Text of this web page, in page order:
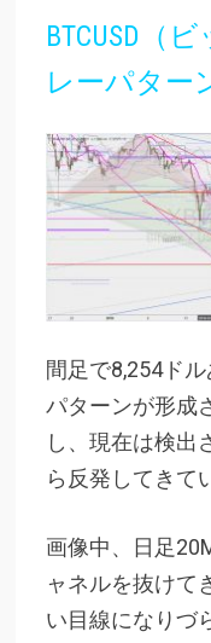
BTCUSD（
レーパター
間足で8,254ド
パターンが形成
し、現在は検出
ら反発してきて
画像中、日足
ャネルを抜けて
い目線になりづ